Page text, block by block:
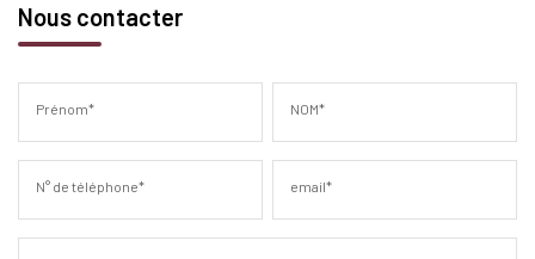
Nous contacter
Prénom* NOM*
N° de téléphone* email*